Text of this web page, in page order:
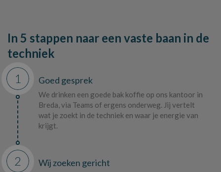
In 5 stappen naar een vaste baan in de
techniek
1
Goed gesprek
We drinken een goede bak koffie op ons kantoor in
Breda, via Teams of ergens onderweg. Jij vertelt
wat je zoekt in de techniek en waar je energie van
krijgt.
2 Wij zoeken gericht